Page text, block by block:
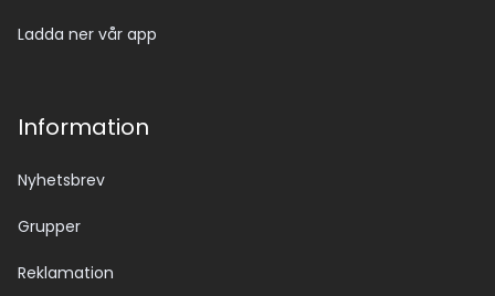
Ladda ner vår app
Information
Nyhetsbrev
Grupper
Reklamation